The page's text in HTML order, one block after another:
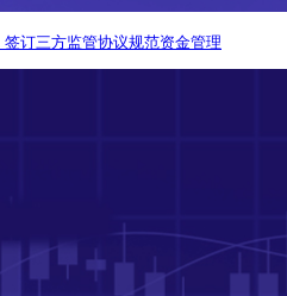
订三方监管协议规范资金管理